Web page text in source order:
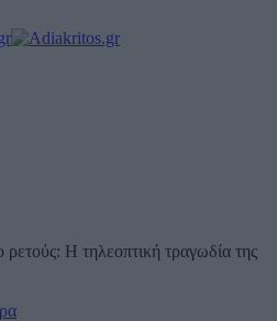
Η τηλεοπτική τραγωδία της